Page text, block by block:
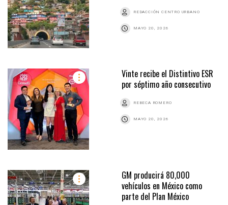
REDACCIÓN CENTRO URBANO
MAYO 20, 2026
Vinte recibe el Distintivo ESR
por séptimo año consecutivo
REBECA ROMERO
MAYO 20, 2026
GM producirá 80,000
vehículos en México como
parte del Plan México